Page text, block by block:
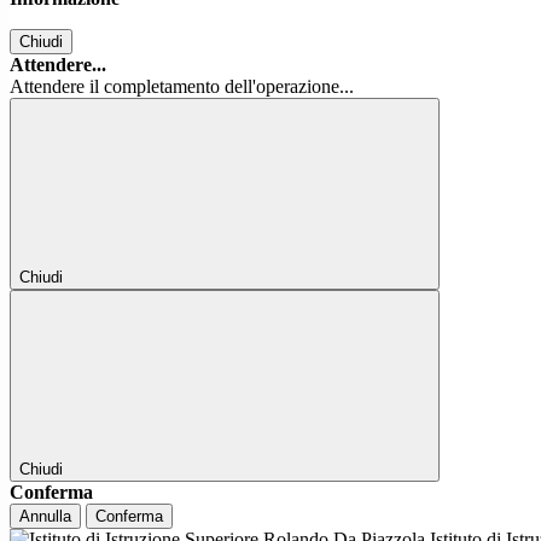
Chiudi
Attendere...
Attendere il completamento dell'operazione...
Chiudi
Chiudi
Conferma
Annulla Conferma